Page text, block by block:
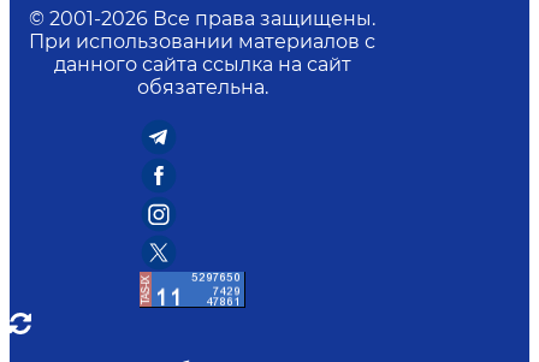
© 2001-2026 Все права защищены.
При использовании материалов с
данного сайта ссылка на сайт
обязательна.